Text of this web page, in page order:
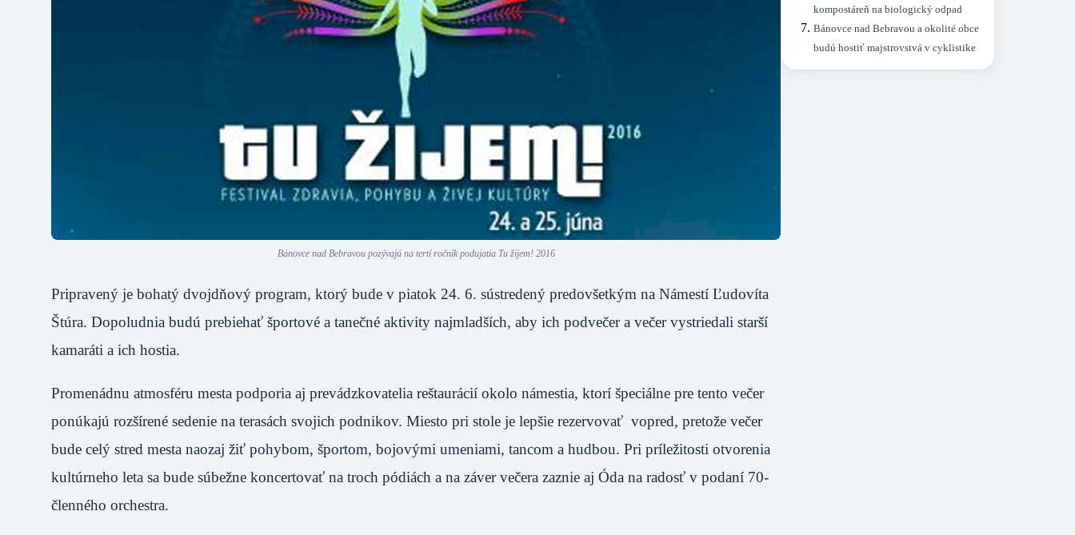
Bánovce nad Bebravou pozývajú na tertí ročník podujatia Tu žijem! 2016
Pripravený je bohatý dvojdňový program, ktorý bude v piatok 24. 6. sústredený predovšetkým na Námestí Ľudovíta
Štúra. Dopoludnia budú prebiehať športové a tanečné aktivity najmladších, aby ich podvečer a večer vystriedali starší
kamaráti a ich hostia.
Promenádnu atmosféru mesta podporia aj prevádzkovatelia reštaurácií okolo námestia, ktorí špeciálne pre tento večer
ponúkajú rozšírené sedenie na terasách svojich podnikov. Miesto pri stole je lepšie rezervovať vopred, pretože večer
bude celý stred mesta naozaj žiť pohybom, športom, bojovými umeniami, tancom a hudbou. Pri príležitosti otvorenia
kultúrneho leta sa bude súbežne koncertovať na troch pódiách a na záver večera zaznie aj Óda na radosť v podaní 70-
členného orchestra.
kompostáreň na biologický odpad
Bánovce nad Bebravou a okolité obce
budú hostiť majstrovstvá v cyklistike